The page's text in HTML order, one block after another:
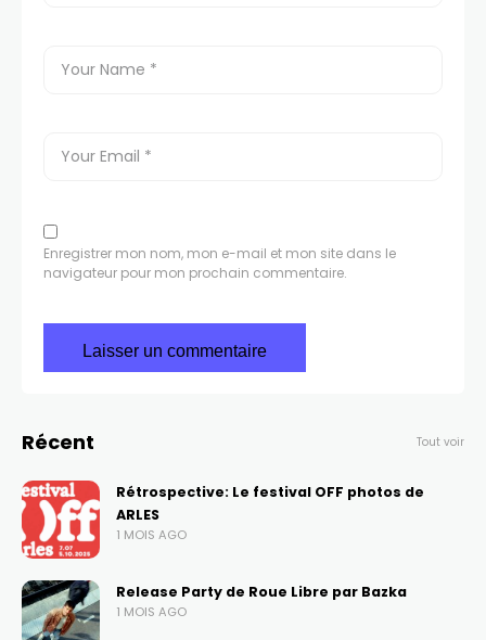
Enregistrer mon nom, mon e-mail et mon site dans le
navigateur pour mon prochain commentaire.
Récent Tout voir
Rétrospective: Le festival OFF photos de
ARLES
1 MOIS AGO
Release Party de Roue Libre par Bazka
1 MOIS AGO